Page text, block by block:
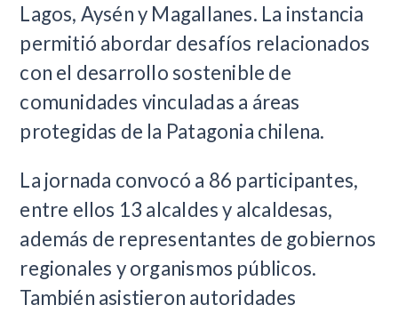
Lagos, Aysén y Magallanes. La instancia
permitió abordar desafíos relacionados
con el desarrollo sostenible de
comunidades vinculadas a áreas
protegidas de la Patagonia chilena.
La jornada convocó a 86 participantes,
entre ellos 13 alcaldes y alcaldesas,
además de representantes de gobiernos
regionales y organismos públicos.
También asistieron autoridades